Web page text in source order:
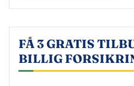
FÅ 3 GRATIS
BILLIG